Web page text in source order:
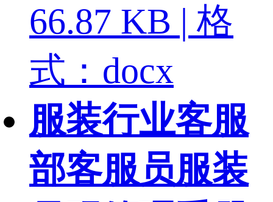
66.87 KB | 格
式：docx
服装行业客服
部客服员服装